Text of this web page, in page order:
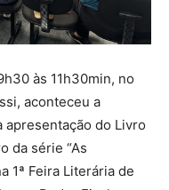
às 11h30min, no
aconteceu a
apresentação do Livro
da série “As
1ª Feira Literária de